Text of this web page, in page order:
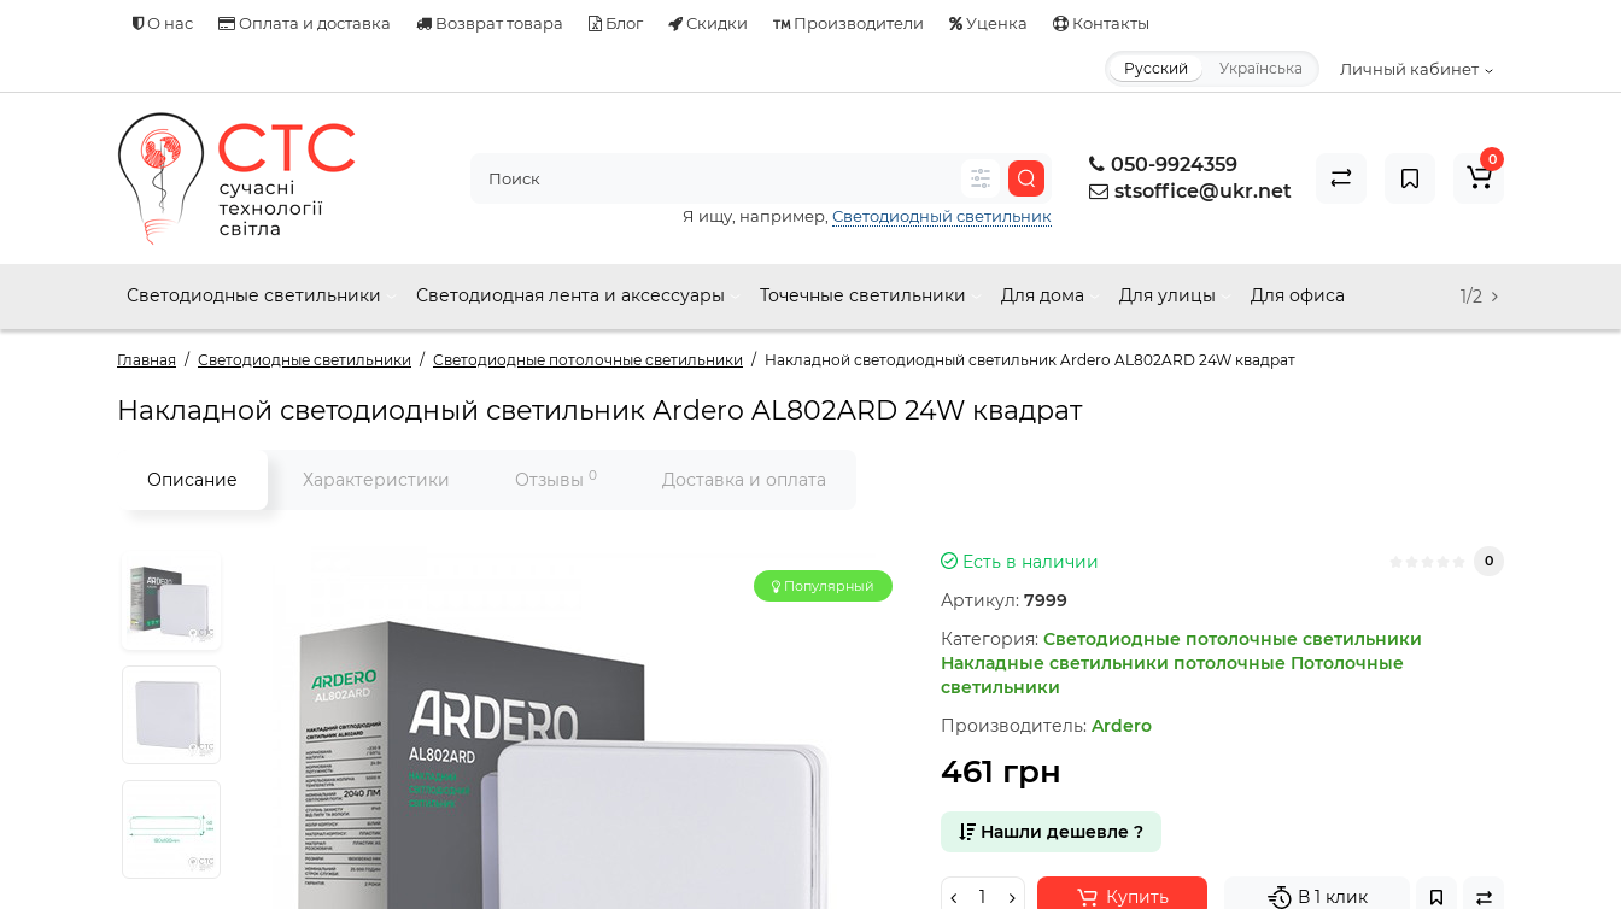
О нас Оплата и доставка Возврат товара Блог Скидки Производители Уценка Контакты
Личный кабинет
Русский Українська
050-9924359
stsoffice@ukr.net
Я ищу, например, Светодиодный светильник
0
Светодиодные светильники Светодиодная лента и аксессуары Точечные светильники Для дома Для улицы Для офиса 1/2
Главная Светодиодные светильники Светодиодные потолочные светильники Накладной светодиодный светильник Ardero AL802ARD 24W квадрат
Накладной светодиодный светильник Ardero AL802ARD 24W квадрат
Описание Характеристики Отзывы 0 Доставка и оплата
Популярный
Есть в наличии 0
Артикул: 7999
Категория: Светодиодные потолочные светильники
Накладные светильники потолочные Потолочные
светильники
Производитель: Ardero
461 грн
Нашли дешевле ?
Купить В 1 клик